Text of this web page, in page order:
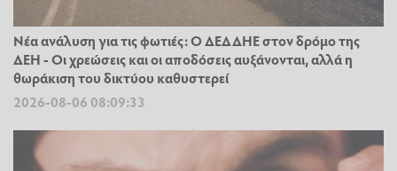
Νέα ανάλυση για τις φωτιές: Ο ΔΕΔΔΗΕ στον δρόμο της
ΔΕΗ - Οι χρεώσεις και οι αποδόσεις αυξάνονται, αλλά η
θωράκιση του δικτύου καθυστερεί
2026-08-06 08:09:33